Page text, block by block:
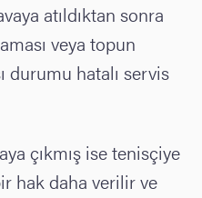
atıldıktan sonra
veya topun
durumu hatalı servis
çıkmış ise tenisçiye
hak daha verilir ve